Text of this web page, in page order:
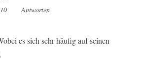
14:55
Antworten
es sich sehr häufig auf seinen